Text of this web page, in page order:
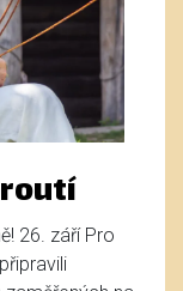
26. září Pro